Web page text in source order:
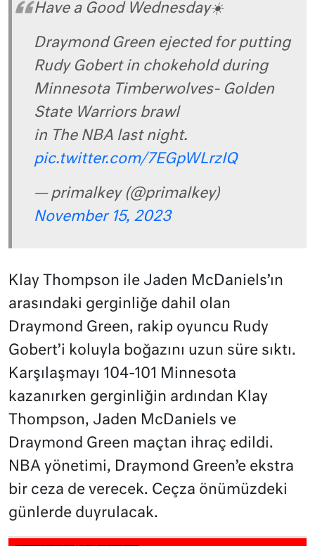
Have a Good Wednesday☀️
Draymond Green ejected for putting
Rudy Gobert in chokehold during
Minnesota Timberwolves- Golden
State Warriors brawl
in The NBA last night.
pic.twitter.com/7EGpWLrzIQ
— primalkey (@primalkey)
November 15, 2023
Klay Thompson ile Jaden McDaniels’ın
arasındaki gerginliğe dahil olan
Draymond Green, rakip oyuncu Rudy
Gobert’i koluyla boğazını uzun süre sıktı.
Karşılaşmayı 104-101 Minnesota
kazanırken gerginliğin ardından Klay
Thompson, Jaden McDaniels ve
Draymond Green maçtan ihraç edildi.
NBA yönetimi, Draymond Green’e ekstra
bir ceza de verecek. Ceçza önümüzdeki
günlerde duyrulacak.